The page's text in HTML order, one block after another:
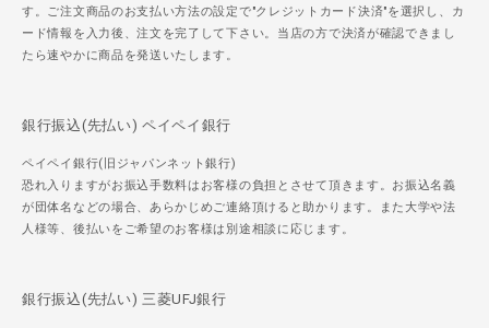
す。ご注文商品のお支払い方法の設定で"クレジットカード決済"を選択し、カ
ード情報を入力後、注文を完了して下さい。当店の方で決済が確認できまし
たら速やかに商品を発送いたします。
銀行振込(先払い) ペイペイ銀行
ペイペイ銀行(旧ジャパンネット銀行)
恐れ入りますがお振込手数料はお客様の負担とさせて頂きます。お振込名義
が団体名などの場合、あらかじめご連絡頂けると助かります。また大学や法
人様等、後払いをご希望のお客様は別途相談に応じます。
銀行振込(先払い) 三菱UFJ銀行